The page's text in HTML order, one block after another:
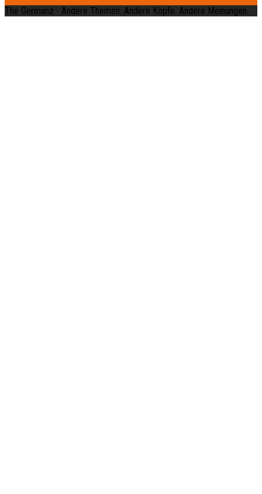
The Germanz - Andere Themen. Andere Köpfe. Andere Meinungen.